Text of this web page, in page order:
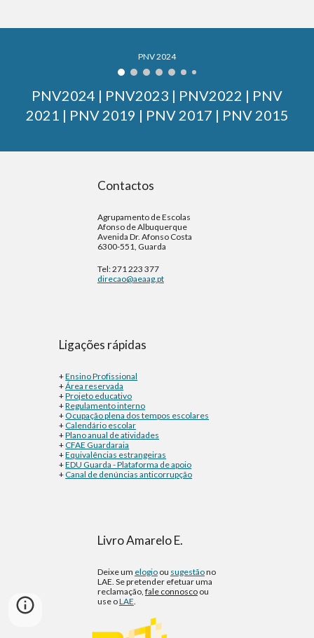
PNV 2024
PNV2024 | PNV2023 | PNV2022 | PNV
2021 | PNV 2019 | PNV 2017 | PNV 2015
Contactos
Agrupamento de Escolas
Afonso de Albuquerque
Avenida Dr. Afonso Costa
6300-551, Guarda
Tel: 271 223 377
direcao@aeaag.pt
Ligações rápidas
+Ensino Profissional
+Área reservada
+Projeto educativo
+Regulamento interno
+Ocupação plena dos tempos escolares
+Calendário escolar
+Plano anual de atividades
+CFAE Guardaraia
+Equivalências estrangeiras
+EDU Guarda - Plataforma de apoio
+Canal de denúncias anticorrupção
Livro Amarelo E.
Deixe um elogioou sugestãono
LAE. Se pretender efetuar uma
reclamação, fale connoscoou
use oLAE.